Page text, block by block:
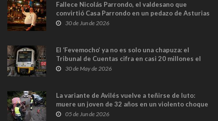
Fallece Nicolás Parrondo, el valdesano que
convirtió Casa Parrondo en un pedazo de Asturias
en Madrid
30 de Jun de 2026
El ‘Fevemocho’ ya no es solo una chapuza: el
Tribunal de Cuentas cifra en casi 20 millones el
sobrecoste de los trenes que no cabían por los
30 de May de 2026
La variante de Avilés vuelve a teñirse de luto:
muere un joven de 32 años en un violento choque
frontal
05 de Jun de 2026